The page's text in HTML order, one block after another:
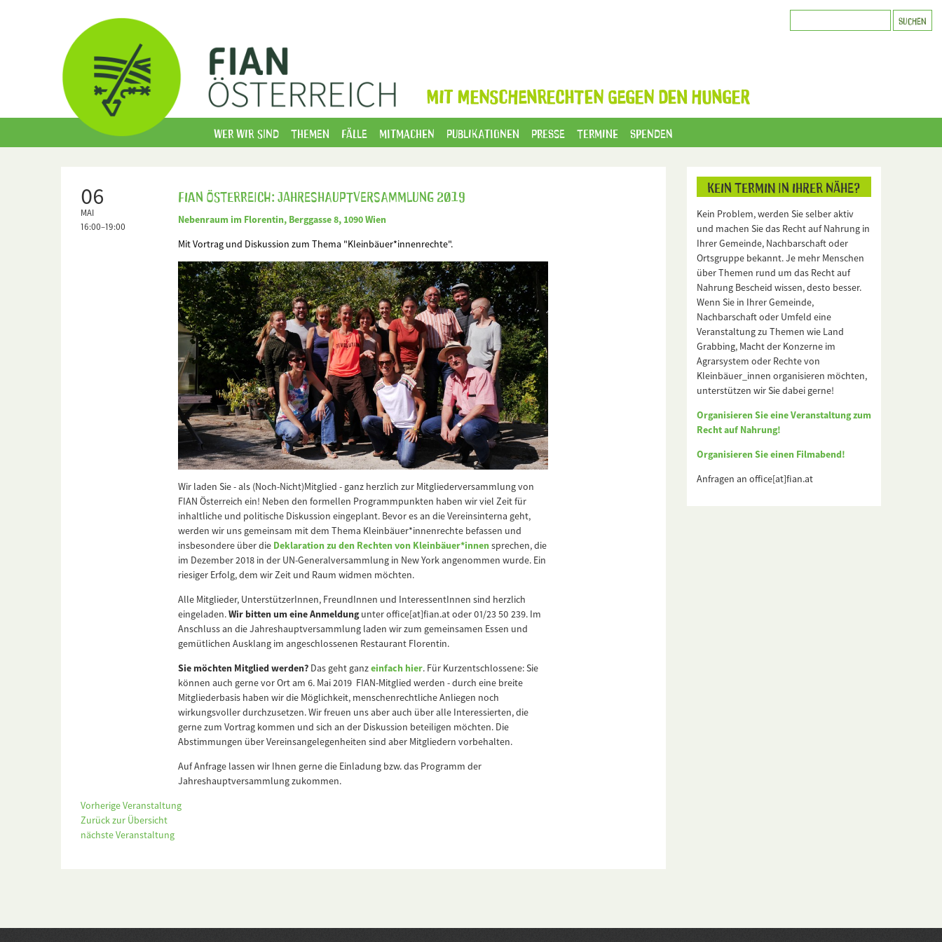
MIT MENSCHENRECHTEN GEGEN DEN HUNGER
Wer wir sind Themen Fälle Mitmachen Publikationen Presse Termine Spenden
06
MAI
16:00–19:00
FIAN Österreich: Jahreshauptversammlung 2019
Nebenraum im Florentin, Berggasse 8, 1090 Wien
Mit Vortrag und Diskussion zum Thema "Kleinbäuer*innenrechte".
Wir laden Sie - als (Noch-Nicht)Mitglied - ganz herzlich zur Mitgliederversammlung von
FIAN Österreich ein! Neben den formellen Programmpunkten haben wir viel Zeit für
inhaltliche und politische Diskussion eingeplant. Bevor es an die Vereinsinterna geht,
werden wir uns gemeinsam mit dem Thema Kleinbäuer*innenrechte befassen und
insbesondere über die Deklaration zu den Rechten von Kleinbäuer*innensprechen, die
im Dezember 2018 in der UN-Generalversammlung in New York angenommen wurde. Ein
riesiger Erfolg, dem wir Zeit und Raum widmen möchten.
Alle Mitglieder, UnterstützerInnen, FreundInnen und InteressentInnen sind herzlich
eingeladen.Wir bitten um eine Anmeldungunter office[at]fian.at oder 01/23 50 239. Im
Anschluss an die Jahreshauptversammlung laden wir zum gemeinsamen Essen und
gemütlichen Ausklang im angeschlossenen Restaurant Florentin.
Sie möchten Mitglied werden? Das geht ganzeinfach hier. Für Kurzentschlossene: Sie
können auch gerne vor Ort am 6. Mai 2019 FIAN-Mitglied werden - durch eine breite
Mitgliederbasis haben wir die Möglichkeit, menschenrechtliche Anliegen noch
wirkungsvoller durchzusetzen. Wir freuen uns aber auch über alle Interessierten, die
gerne zum Vortrag kommen und sich an der Diskussion beteiligen möchten. Die
Abstimmungen über Vereinsangelegenheiten sind aber Mitgliedern vorbehalten.
Auf Anfrage lassen wir Ihnen gerne die Einladung bzw. das Programm der
Jahreshauptversammlung zukommen.
Vorherige Veranstaltung
Zurück zur Übersicht
nächste Veranstaltung
Kein Termin in Ihrer Nähe?
Kein Problem, werden Sie selber aktiv
und machen Sie das Recht auf Nahrung in
Ihrer Gemeinde, Nachbarschaft oder
Ortsgruppe bekannt. Je mehr Menschen
über Themen rund um das Recht auf
Nahrung Bescheid wissen, desto besser.
Wenn Sie in Ihrer Gemeinde,
Nachbarschaft oder Umfeld eine
Veranstaltung zu Themen wie Land
Grabbing, Macht der Konzerne im
Agrarsystem oder Rechte von
Kleinbäuer_innen organisieren möchten,
unterstützen wir Sie dabei gerne!
Organisieren Sie eine Veranstaltung zum
Recht auf Nahrung!
Organisieren Sie einen Filmabend!
Anfragen an office[at]fian.at